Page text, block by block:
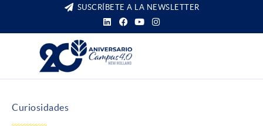
SUSCRÍBETE A LA NEWSLETTER
Curiosidades